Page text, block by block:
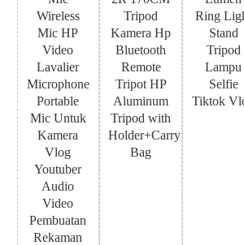
Wireless
Mic HP
Video
Lavalier
Microphone
Portable
Mic Untuk
Kamera
Vlog
Youtuber
Audio
Video
Pembuatan
Rekaman
Tripod
Kamera Hp
Bluetooth
Remote
Tripot HP
Aluminum
Tripod with
Holder+Carry
Bag
Ring
Stand
Tripod
Lampu
Selfie
Tiktok